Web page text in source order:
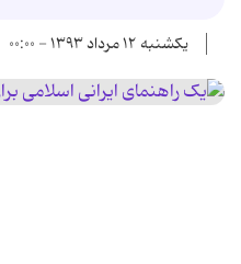
یکشنبه ۱۲ مرداد ۱۳۹۳ - ۰۰:۰۰